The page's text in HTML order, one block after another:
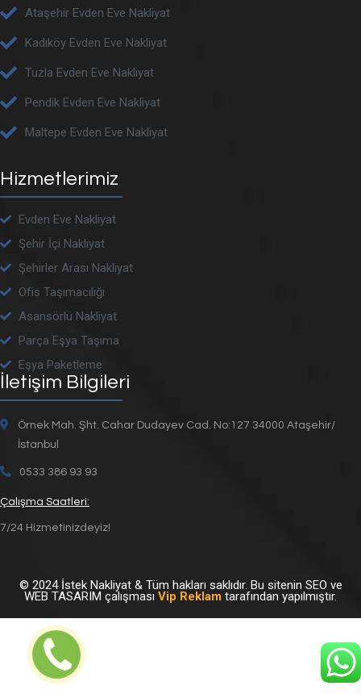
Ataşehir Evden Eve Nakliyat
Kadıköy Evden Eve Nakliyat
Tuzla Evden Eve Nakliyat
Pendik Evden Eve Nakliyat
Maltepe Evden Eve Nakliyat
Hizmetlerimiz
Evden Eve Nakliyat
Şehir İçi Nakliyat
Şehirler Arası Nakliyat
Ofis Taşımacılığı
Asansörlü Nakliyat
Parça Eşya Taşıma
Eşya Paketleme
İletişim Bilgileri
Örnek Mah. Şht. Cahar Dudayev Cad. No:127 34000 Ataşehir/
İstanbul
0533 386 93 93
Çalışma Saatleri:
7/24 Hizmetinizdeyiz!
© 2024İstek Nakliyat & Tüm hakları saklıdır. Bu sitenin SEO ve
WEB TASARIM çalışması Vip Reklam tarafından yapılmıştır.